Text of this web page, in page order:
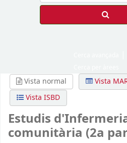
Vista normal
Vista
Vista ISBD
Estudis
comunitària (2a